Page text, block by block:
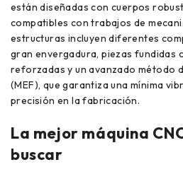
están diseñadas con cuerpos
compatibles con trabajos de
estructuras incluyen diferentes
gran envergadura, piezas fundidas
reforzadas y un avanzado método
(MEF), que garantiza una mínima
precisión en la fabricación.
La mejor máquina
buscar